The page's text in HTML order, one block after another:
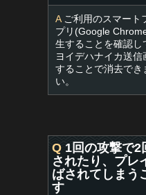
Aご利用のスマート
プリ(Google
生することを確認し
ヨイデハナイカ送
することで消去でき
い。
Q 1回の攻撃で2
されたり、プレ
ばされてしまう
す